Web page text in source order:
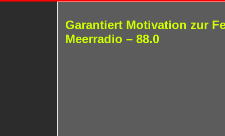
Garantiert Motivation zur
Meerradio – 88.0